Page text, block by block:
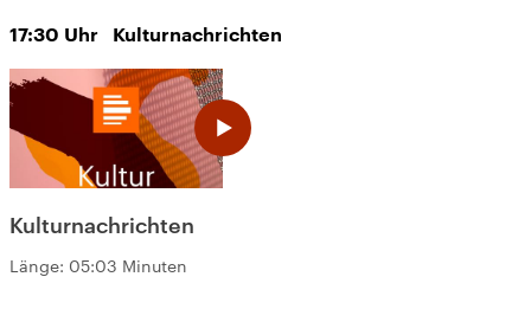
17:30 Uhr Kulturnachrichten
Kulturnachrichten
Länge: 05:03 Minuten